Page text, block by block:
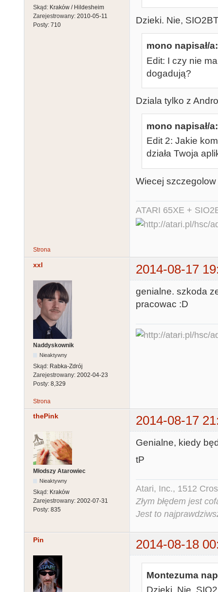
Skąd: Kraków / Hildesheim
Zarejestrowany: 2010-05-11
Posty: 710 Dzieki. Nie,
mono napisał/a:
Edit: I czy nie
dogadują?
Dziala tylko z
mono napisał/a:
Edit 2: Jakie
działa Twoja
Wiecej
ATARI 65XE +
Strona
xxl 2014-08-17
Naddyskownik
Nieaktywny
Skąd: Rabka-Zdrój
Zarejestrowany: 2002-04-23
Posty: 8,329
genialne. szkoda
pracowac :D
Strona
thePink 2014-08-17
Młodszy Atarowiec
Nieaktywny
Skąd: Kraków
Zarejestrowany: 2002-07-31
Posty: 835
Genialne, kiedy
tP
Atari, Inc., 1512
Złym błędem jest
Jest to
Pin 2014-08-18
Montezuma
Dzieki. Nie,